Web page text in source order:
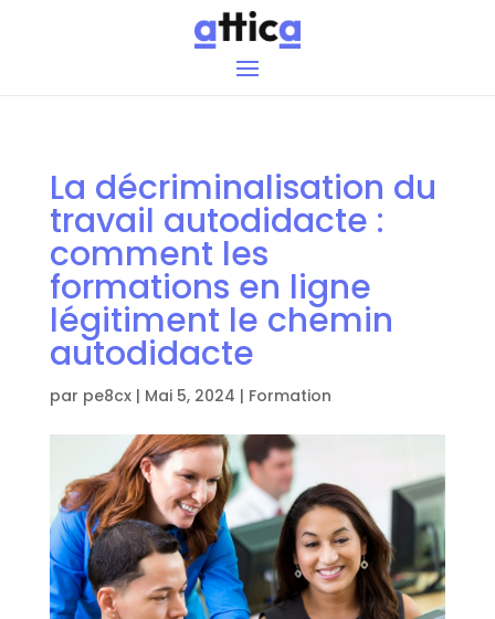
La décriminalisation du
travail autodidacte :
comment les
formations en ligne
légitiment le chemin
autodidacte
par pe8cx| Mai 5, 2024 | Formation